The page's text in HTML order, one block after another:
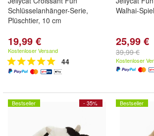
Schlüsselanhänger-Serie,
Plüschtier, 10 cm
19,99 €
Kostenloser Versand
44
Walhai-
25,99 €
39,99 €
Kostenloser
- 35%
Bestseller Bestseller